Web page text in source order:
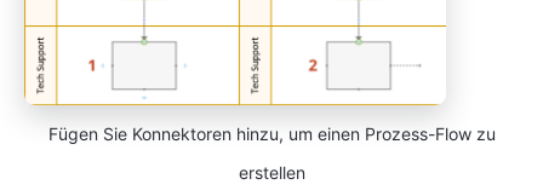
Fügen Sie Konnektoren hinzu, um einen Prozess-Flow zu
erstellen